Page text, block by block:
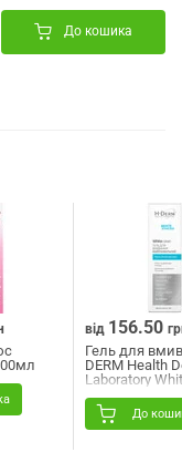
До кошика
від 156.50
Гель для
DERM Health
Laboratory
відбілюючий
clean 180 мл
До